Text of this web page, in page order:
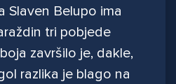
Slaven Belupo ima
tri pobjede
završilo je, dakle,
razlika je blago na